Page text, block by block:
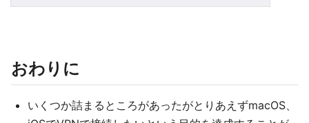
おわりに
いくつか詰まるところがあったがとりあえずmacOS、